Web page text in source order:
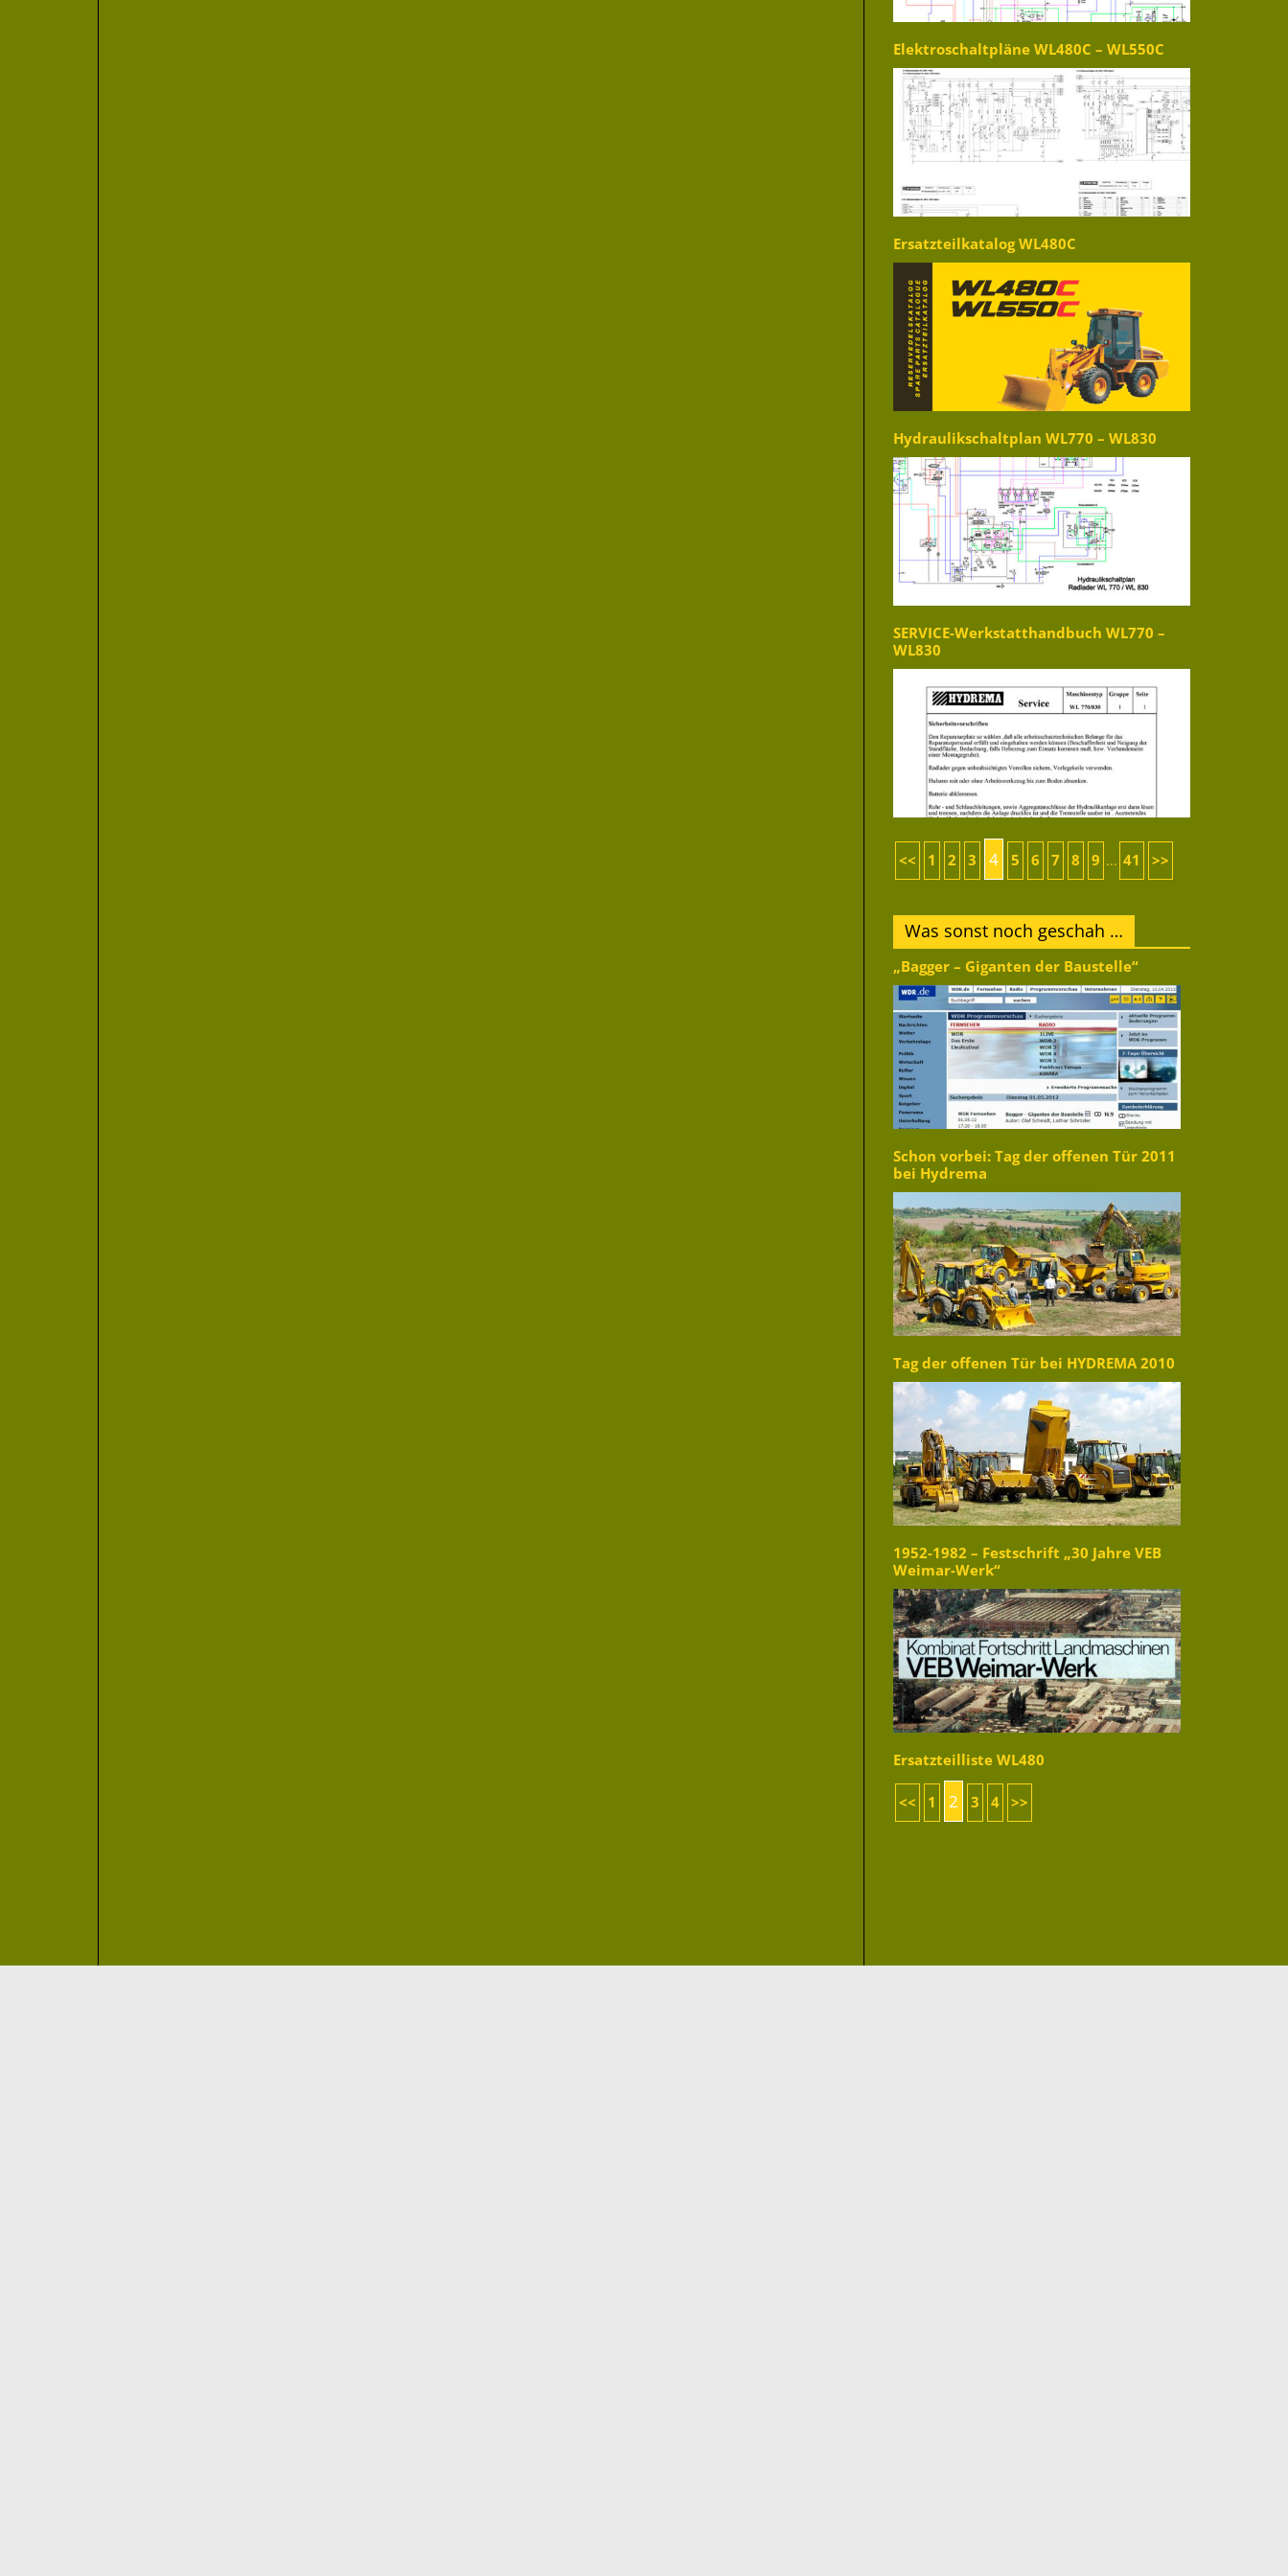
Elektroschaltpläne WL480C – WL550C
Ersatzteilkatalog WL480C
Hydraulikschaltplan WL770 – WL830
SERVICE-Werkstatthandbuch WL770 –
WL830
<< 1 2 3 4 5 6 7 8 9 ... 41 >>
Was sonst noch geschah …
„Bagger – Giganten der Baustelle“
Schon vorbei: Tag der offenen Tür 2011
bei Hydrema
Tag der offenen Tür bei HYDREMA 2010
1952-1982 – Festschrift „30 Jahre VEB
Weimar-Werk“
Ersatzteilliste WL480
<< 1 2 3 4 >>